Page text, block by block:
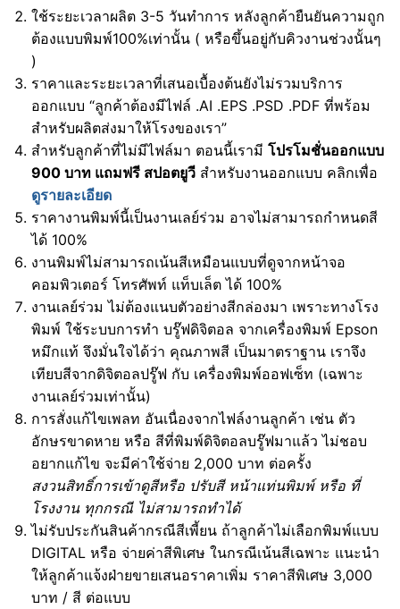
ใช้ระยะเวลาผลิต 3-5 วันทำการ หลังลูกค้ายืนยันความถูก
ต้องแบบพิมพ์100%เท่านั้น ( หรือขึ้นอยู่กับคิวงานช่วงนั้นๆ
)
ราคาและระยะเวลาที่เสนอเบื้องต้นยังไม่รวมบริการ
ออกแบบ “ลูกค้าต้องมีไฟล์ .AI .EPS .PSD .PDF ที่พร้อม
สำหรับผลิตส่งมาให้โรงของเรา”
สำหรับลูกค้าที่ไม่มีไฟล์มา ตอนนี้เรามีโปรโมชั่นออกแบบ
900 บาท แถมฟรี สปอตยูวี สำหรับงานออกแบบ คลิกเพื่อ
ดูรายละเอียด
ราคางานพิมพ์นี้เป็นงานเลย์ร่วม อาจไม่สามารถกำหนดสี
ได้ 100%
งานพิมพ์ไม่สามารถเน้นสีเหมือนแบบที่ดูจากหน้าจอ
คอมพิวเตอร์ โทรศัพท์ แท็บเล็ต ได้ 100%
งานเลย์ร่วม ไม่ต้องแนบตัวอย่างสีกล่องมา เพราะทางโรง
พิมพ์ ใช้ระบบการทำ บรู๊ฟดิจิตอล จากเครื่องพิมพ์ Epson
หมึกแท้ จึงมั่นใจได้ว่า คุณภาพสี เป็นมาตราฐาน เราจึง
เทียบสีจากดิจิตอลปรู๊ฟ กับ เครื่องพิมพ์ออฟเซ็ท (เฉพาะ
งานเลย์ร่วมเท่านั้น)
การสั่งแก้ไขเพลท อันเนื่องจากไฟล์งานลูกค้า เช่น ตัว
อักษรขาดหาย หรือ สีที่พิมพ์ดิจิตอลบรู๊ฟมาแล้ว ไม่ชอบ
อยากแก้ไข จะมีค่าใช้จ่าย 2,000 บาท ต่อครั้ง
สงวนสิทธิ์การเข้าดูสีหรือ ปรับสี หน้าแท่นพิมพ์ หรือ ที่
โรงงาน ทุกกรณี ไม่สามารถทำได้
ไม่รับประกันสินค้ากรณีสีเพี้ยน ถ้าลูกค้าไม่เลือกพิมพ์แบบ
DIGITAL หรือ จ่ายค่าสีพิเศษ ในกรณีเน้นสีเฉพาะ แนะนำ
ให้ลูกค้าแจ้งฝ่ายขายเสนอราคาเพิ่ม ราคาสีพิเศษ 3,000
บาท / สี ต่อแบบ